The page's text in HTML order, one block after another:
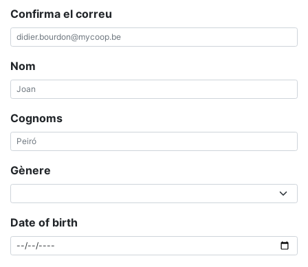
Confirma el correu
Nom
Cognoms
Gènere
Date of birth